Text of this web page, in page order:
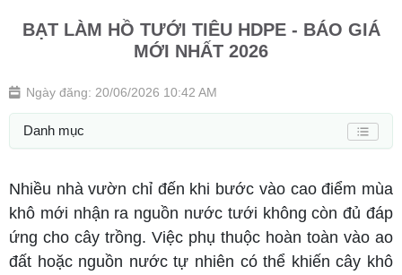
BẠT LÀM HỒ TƯỚI TIÊU HDPE - BÁO GIÁ
MỚI NHẤT 2026
Ngày đăng: 20/06/2026 10:42 AM
Danh mục
Nhiều nhà vườn chỉ đến khi bước vào cao điểm mùa
khô mới nhận ra nguồn nước tưới không còn đủ đáp
ứng cho cây trồng. Việc phụ thuộc hoàn toàn vào ao
đất hoặc nguồn nước tự nhiên có thể khiến cây khô